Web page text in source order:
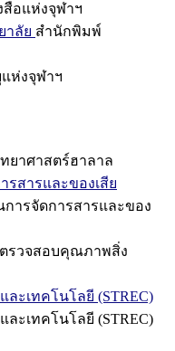
อแห่งจุฬาฯ
าลัย สำนักพิมพ์
ห่งจุฬาฯ
ยาศาสตร์ฮาลาล
รสารและของเสีย
ารจัดการสารและของ
ตรวจสอบคุณภาพสิ่ง
ะเทคโนโลยี (STREC)
ะเทคโนโลยี (STREC)